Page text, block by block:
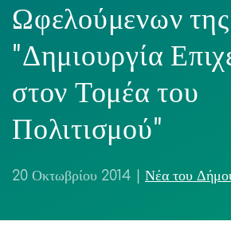
Ωφελούμενων
"Δημιουργία
στον Τομέα του
Πολιτισμού"
20 Οκτωβρίου 2014 Νέα του